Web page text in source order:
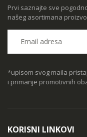
Prvi saznajte sve
našeg asortimana
*upisom svog maila
i primanje promotivnih
KORISNI LINKOVI